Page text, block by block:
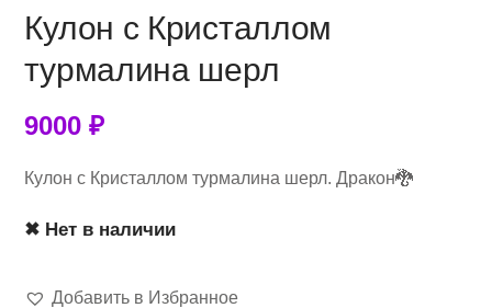
Кулон с Кристаллом
турмалина шерл
9000₽
Кулон с Кристаллом турмалина шерл. Дракон🐉
✖ Нет в наличии
Добавить в Избранное